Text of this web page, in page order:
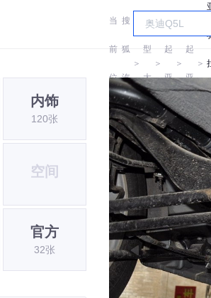
当
前
位
置:
搜
狐
汽
车
＞
车
型
大
全
＞
起
亚
＞
起
亚
＞
内饰
120张
空间
官方
32张